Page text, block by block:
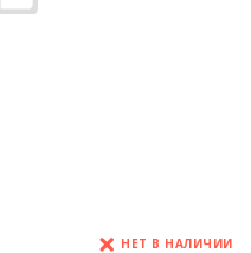
НЕТ В НАЛИЧИИ